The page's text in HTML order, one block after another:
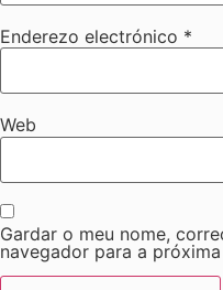
Enderezo electrónico *
Web
Gardar o meu nome,
navegador para a